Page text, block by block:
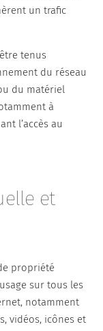
un trafic
tenus
du réseau
du matériel
à
l’accès au
et
propriété
sur tous les
notamment
vidéos, icônes et